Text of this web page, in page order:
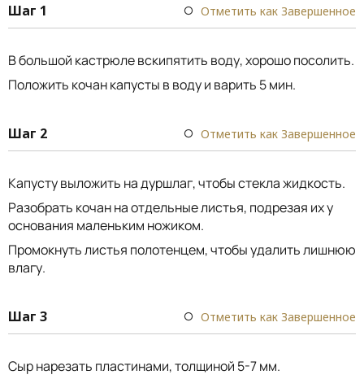
Шаг 1 Отметить как Завершенное
В большой кастрюле вскипятить воду, хорошо посолить.
Положить кочан капусты в воду и варить 5 мин.
Шаг 2 Отметить как Завершенное
Капусту выложить на дуршлаг, чтобы стекла жидкость.
Разобрать кочан на отдельные листья, подрезая их у
основания маленьким ножиком.
Промокнуть листья полотенцем, чтобы удалить лишнюю
влагу.
Шаг 3 Отметить как Завершенное
Сыр нарезать пластинами, толщиной 5-7 мм.